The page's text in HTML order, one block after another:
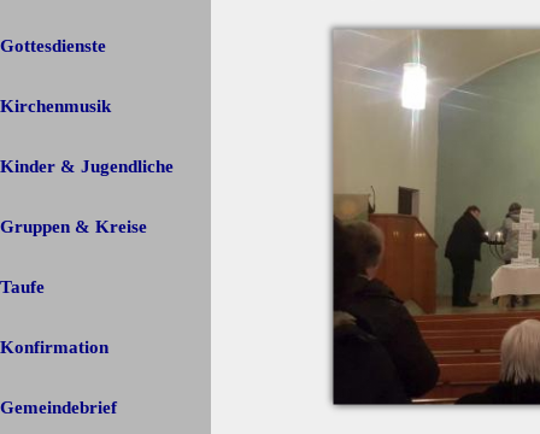
Gottesdienste
Kirchenmusik
Kinder & Jugendliche
Gruppen & Kreise
Taufe
Konfirmation
Gemeindebrief